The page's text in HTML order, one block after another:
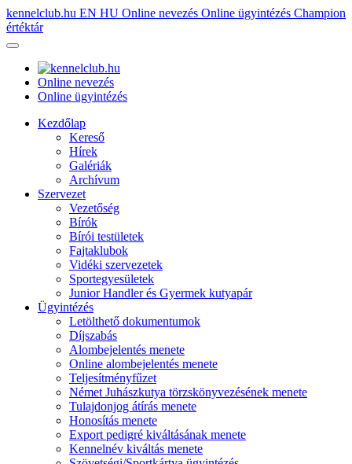
kennelclub.hu EN HU Online nevezés Online ügyintézés Champion
értéktár
Online nevezés
Online ügyintézés
Kezdőlap
Kereső
Hírek
Galériák
Archívum
Szervezet
Vezetőség
Bírók
Bírói testületek
Fajtaklubok
Vidéki szervezetek
Sportegyesületek
Junior Handler és Gyermek kutyapár
Ügyintézés
Letölthető dokumentumok
Díjszabás
Alombejelentés menete
Online alombejelentés menete
Teljesítményfűzet
Német Juhászkutya törzskönyvezésének menete
Tulajdonjog átírás menete
Honosítás menete
Export pedigré kiváltásának menete
Kennelnév kiváltás menete